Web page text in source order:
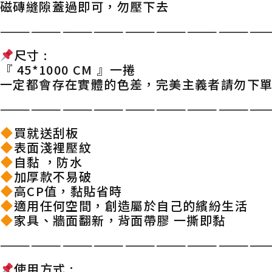
磁磚縫隙蓋過即可，勿壓下去
尺寸 :
『 45*1000 CM 』一捲
一定都會存在實體的色差，完美主義者請勿下單
買就送刮板
表面淺裡壓紋
自黏 ，防水
加厚款不易破
高CP值，黏貼省時
適用任何空間，創造屬於自己的繽紛生活
家具、牆面翻新，背面帶膠 一撕即黏